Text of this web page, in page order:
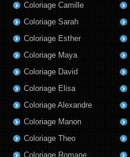
Coloriage Camille
Coloriage Sarah
Coloriage Esther
Coloriage Maya
Coloriage David
Coloriage Elisa
Coloriage Alexandre
Coloriage Manon
Coloriage Theo
Coloriage Romane